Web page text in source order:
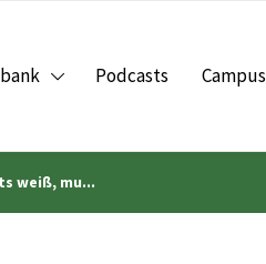
Podcasts Campus
weiß, mu...